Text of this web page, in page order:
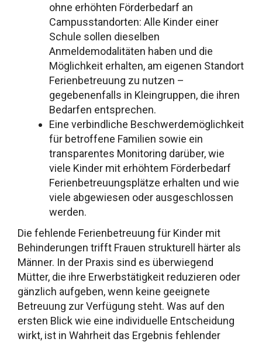
ohne erhöhten Förderbedarf an
Campusstandorten: Alle Kinder einer
Schule sollen dieselben
Anmeldemodalitäten haben und die
Möglichkeit erhalten, am eigenen Standort
Ferienbetreuung zu nutzen –
gegebenenfalls in Kleingruppen, die ihren
Bedarfen entsprechen.
Eine verbindliche Beschwerdemöglichkeit
für betroffene Familien sowie ein
transparentes Monitoring darüber, wie
viele Kinder mit erhöhtem Förderbedarf
Ferienbetreuungsplätze erhalten und wie
viele abgewiesen oder ausgeschlossen
werden.
Die fehlende Ferienbetreuung für Kinder mit
Behinderungen trifft Frauen strukturell härter als
Männer. In der Praxis sind es überwiegend
Mütter, die ihre Erwerbstätigkeit reduzieren oder
gänzlich aufgeben, wenn keine geeignete
Betreuung zur Verfügung steht. Was auf den
ersten Blick wie eine individuelle Entscheidung
wirkt, ist in Wahrheit das Ergebnis fehlender